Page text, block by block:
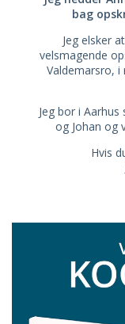
bag
Jeg elsker
velsmagende
Valdemarsro,
Jeg bor i
og Johan og
Hvis